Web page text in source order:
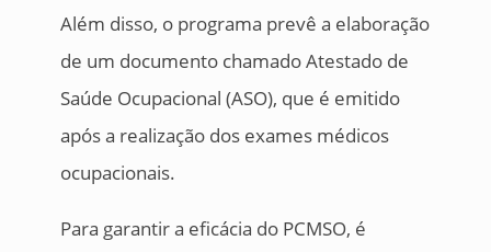
Além disso, o programa prevê a elaboração
de um documento chamado Atestado de
Saúde Ocupacional (ASO), que é emitido
após a realização dos exames médicos
ocupacionais.
Para garantir a eficácia do PCMSO, é